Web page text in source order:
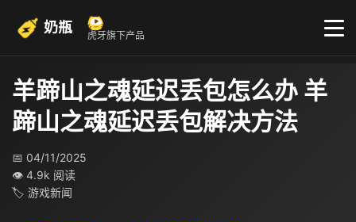
奶瓶 虎牙旗下产品
羊蹄山之魂延迟丢包怎么办 羊
蹄山之魂延迟丢包解决方法
📅 04/11/2025
👁 4.9k 阅读
🏷 游戏新闻